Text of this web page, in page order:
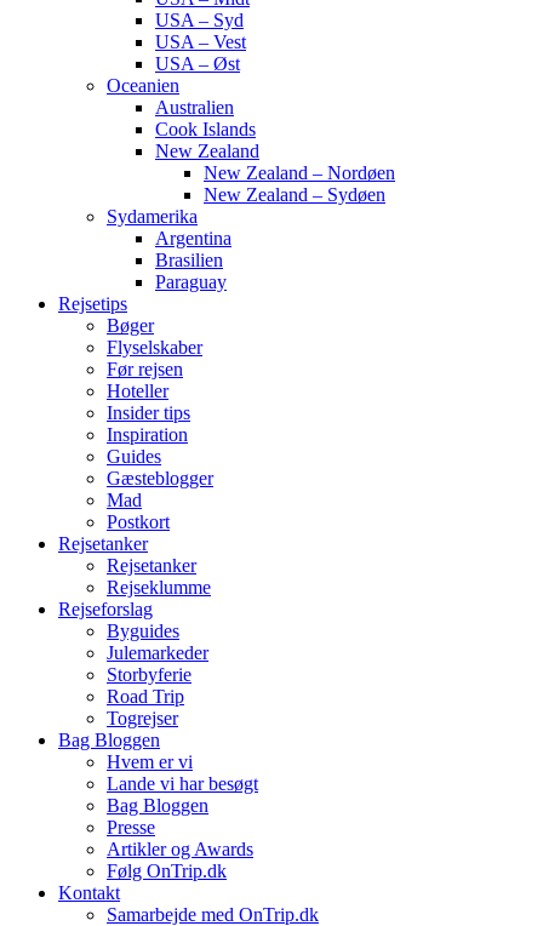
USA – Syd
USA – Vest
USA – Øst
Oceanien
Australien
Cook Islands
New Zealand
New Zealand – Nordøen
New Zealand – Sydøen
Sydamerika
Argentina
Brasilien
Paraguay
Rejsetips
Bøger
Flyselskaber
Før rejsen
Hoteller
Insider tips
Inspiration
Guides
Gæsteblogger
Mad
Postkort
Rejsetanker
Rejsetanker
Rejseklumme
Rejseforslag
Byguides
Julemarkeder
Storbyferie
Road Trip
Togrejser
Bag Bloggen
Hvem er vi
Lande vi har besøgt
Bag Bloggen
Presse
Artikler og Awards
Følg OnTrip.dk
Kontakt
Samarbejde med OnTrip.dk